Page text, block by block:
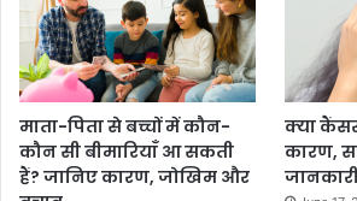
माता-पिता से बच्चों में कौन-
कौन सी बीमारियाँ आ सकती
हैं? जानिए कारण, जोखिम और
क्या
कारण,